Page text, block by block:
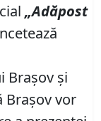
„Adăpost
Braşov şi
Braşov vor